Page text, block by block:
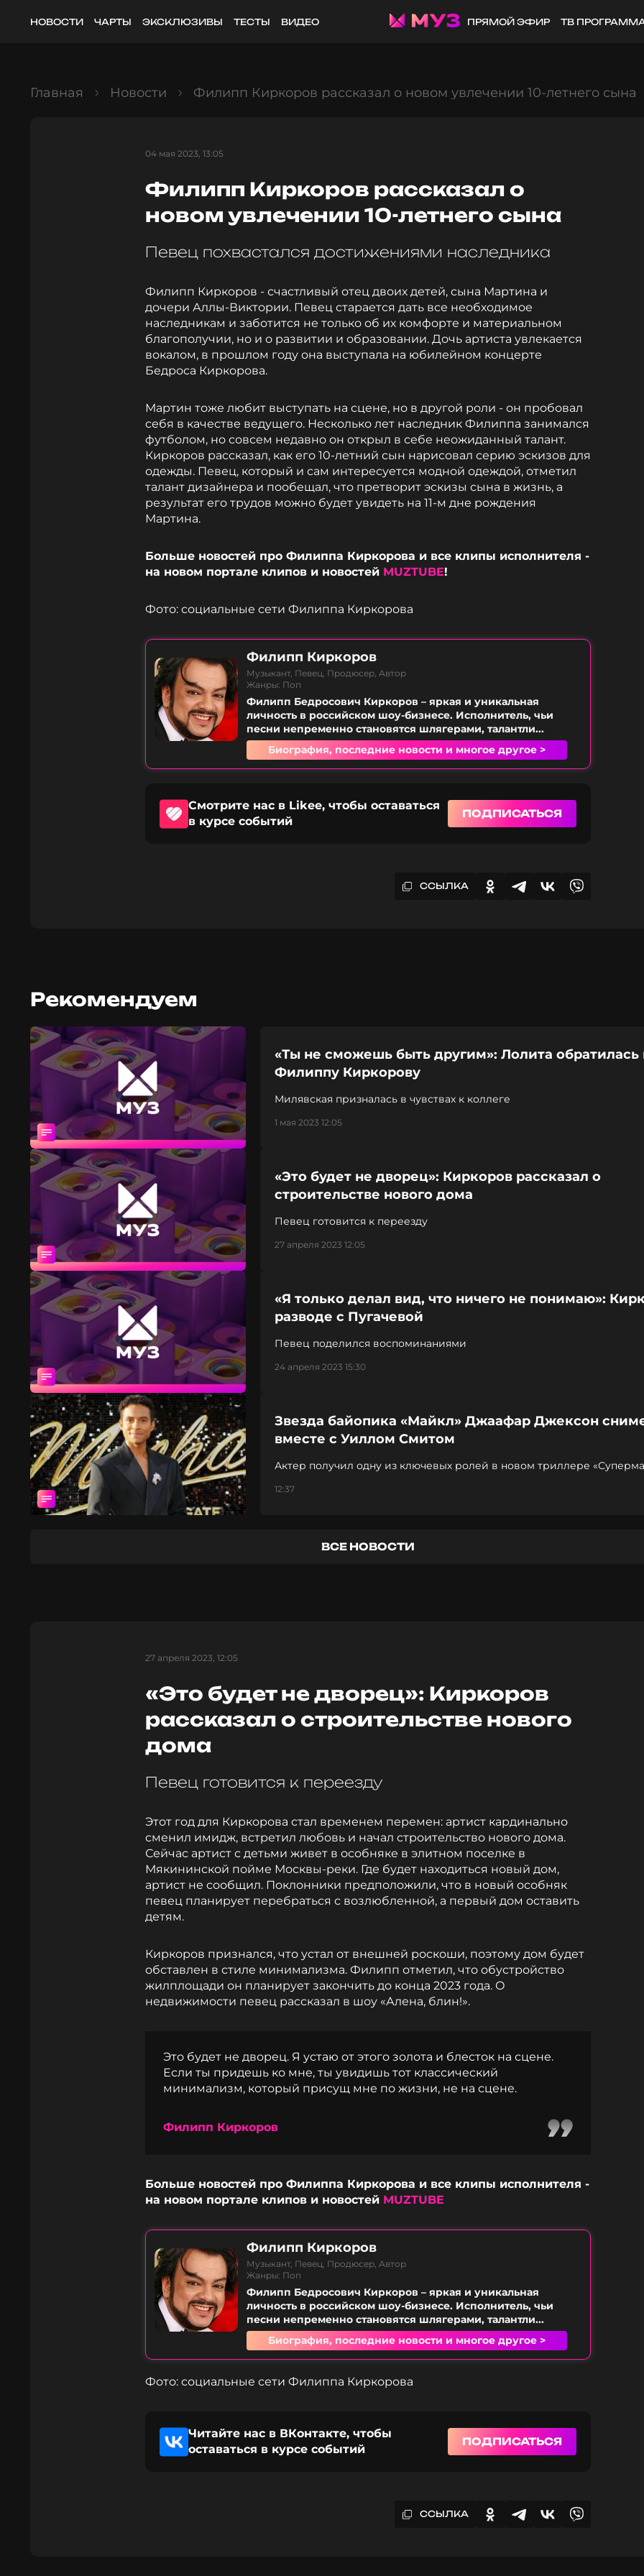
НОВОСТИ ЧАРТЫ ЭКСКЛЮЗИВЫ ТЕСТЫ ВИДЕО ПРЯМОЙ ЭФИР ТВ
Главная Новости Филипп Киркоров рассказал о новом увлечении 10-летнего сына
04 мая 2023, 13:05
Филипп Киркоров рассказал о
новом увлечении 10-летнего сына
Певец похвастался достижениями наследника
Филипп Киркоров - счастливый отец двоих детей, сына Мартина и
дочери Аллы-Виктории. Певец старается дать все необходимое
наследникам и заботится не только об их комфорте и материальном
благополучии, но и о развитии и образовании. Дочь артиста увлекается
вокалом, в прошлом году она выступала на юбилейном концерте
Бедроса Киркорова.
Мартин тоже любит выступать на сцене, но в другой роли - он пробовал
себя в качестве ведущего. Несколько лет наследник Филиппа занимался
футболом, но совсем недавно он открыл в себе неожиданный талант.
Киркоров рассказал, как его 10-летний сын нарисовал серию эскизов для
одежды. Певец, который и сам интересуется модной одеждой, отметил
талант дизайнера и пообещал, что претворит эскизы сына в жизнь, а
результат его трудов можно будет увидеть на 11-м дне рождения
Мартина.
Больше новостей про Филиппа Киркорова и все клипы исполнителя -
на новом портале клипов и новостей MUZTUBE!
Фото: социальные сети Филиппа Киркорова
Филипп Киркоров
Музыкант, Певец, Продюсер, Автор
Жанры: Поп
Филипп Бедросович Киркоров – яркая и уникальная
личность в российском шоу-бизнесе. Исполнитель, чьи
песни непременно становятся шлягерами, талантли...
Биография, последние новости и многое другое >
Смотрите нас в Likee, чтобы оставаться
в курсе событий
ПОДПИСАТЬСЯ
ССЫЛКА
Рекомендуем
«Ты не сможешь быть другим»: Лолита обратилась
Филиппу Киркорову
Милявская призналась в чувствах к коллеге
1 мая 2023 12:05
«Это будет не дворец»: Киркоров рассказал о
строительстве нового дома
Певец готовится к переезду
27 апреля 2023 12:05
«Я только делал вид, что ничего не понимаю»:
разводе с Пугачевой
Певец поделился воспоминаниями
24 апреля 2023 15:30
Звезда байопика «Майкл» Джаафар Джексон
вместе с Уиллом Смитом
Актер получил одну из ключевых ролей в новом триллере
12:37
ВСЕ НОВОСТИ
27 апреля 2023, 12:05
«Это будет не дворец»: Киркоров
рассказал о строительстве нового
дома
Певец готовится к переезду
Этот год для Киркорова стал временем перемен: артист кардинально
сменил имидж, встретил любовь и начал строительство нового дома.
Сейчас артист с детьми живет в особняке в элитном поселке в
Мякининской пойме Москвы-реки. Где будет находиться новый дом,
артист не сообщил. Поклонники предположили, что в новый особняк
певец планирует перебраться с возлюбленной, а первый дом оставить
детям.
Киркоров признался, что устал от внешней роскоши, поэтому дом будет
обставлен в стиле минимализма. Филипп отметил, что обустройство
жилплощади он планирует закончить до конца 2023 года. О
недвижимости певец рассказал в шоу «Алена, блин!».
Это будет не дворец. Я устаю от этого золота и блесток на сцене.
Если ты придешь ко мне, ты увидишь тот классический
минимализм, который присущ мне по жизни, не на сцене.
Филипп Киркоров
Больше новостей про Филиппа Киркорова и все клипы исполнителя -
на новом портале клипов и новостей MUZTUBE
Филипп Киркоров
Музыкант, Певец, Продюсер, Автор
Жанры: Поп
Филипп Бедросович Киркоров – яркая и уникальная
личность в российском шоу-бизнесе. Исполнитель, чьи
песни непременно становятся шлягерами, талантли...
Биография, последние новости и многое другое >
Фото: социальные сети Филиппа Киркорова
Читайте нас в ВКонтакте, чтобы
оставаться в курсе событий
ПОДПИСАТЬСЯ
ССЫЛКА